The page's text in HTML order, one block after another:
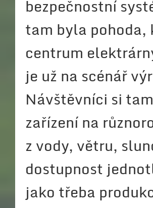
bezpečnostní
tam byla
centrum
je už na scénář
Návštěvníci si
zařízení na
z vody, větru,
dostupnost
jako třeba